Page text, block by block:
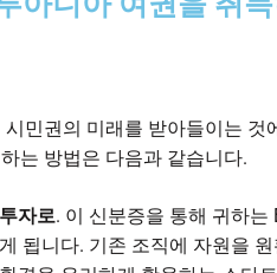
시민권의 미래를 받아들이는
는 방법은 다음과 같습니다.
투자로. 이 신분증을 통해 귀하
게 됩니다. 기존 조직에 자원을